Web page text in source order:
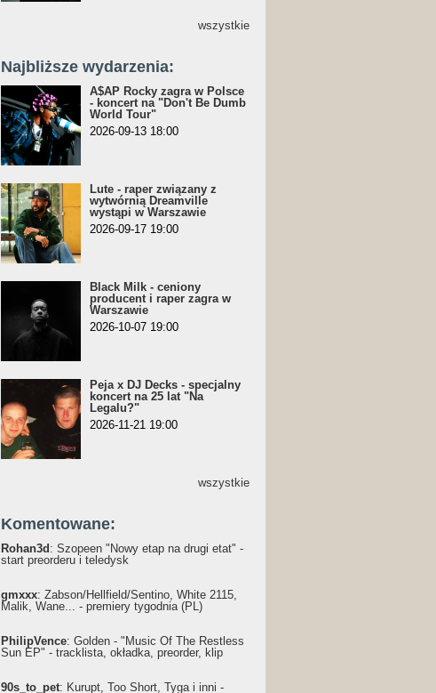
wszystkie
Najbliższe wydarzenia:
A$AP Rocky zagra w Polsce
- koncert na "Don't Be Dumb
World Tour"
2026-09-13 18:00
Lute - raper związany z
wytwórnią Dreamville
wystąpi w Warszawie
2026-09-17 19:00
Black Milk - ceniony
producent i raper zagra w
Warszawie
2026-10-07 19:00
Peja x DJ Decks - specjalny
koncert na 25 lat "Na
Legalu?"
2026-11-21 19:00
wszystkie
Komentowane:
Rohan3d : Szopeen "Nowy etap na drugi etat" -
start preorderu i teledysk
gmxxx: Żabson/Hellfield/Sentino, White 2115,
Malik, Wane... - premiery tygodnia (PL)
PhilipVence: Golden - "Music Of The Restless
Sun EP" - tracklista, okładka, preorder, klip
90s_to_pet: Kurupt, Too Short, Tyga i inni -